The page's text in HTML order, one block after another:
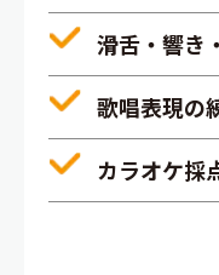
滑舌・響き
歌唱表現の
カラオケ採